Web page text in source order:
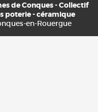
de Conques - Collectif
poterie - céramique
en-Rouergue